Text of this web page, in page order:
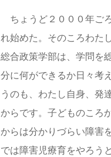
ちょうど２０００年ご
れ始めた。そのころわた
総合政策学部は、学問を
分に何ができるか日々考
うのも、わたし自身、発
からです。子どものころ
からは分かりづらい障害
では障害児療育をやろう